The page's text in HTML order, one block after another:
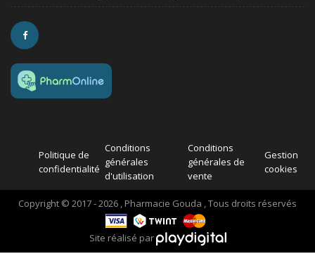
Politique de
confidentialité
Conditions
générales
d'utilisation
Conditions
générales de
vente
Gestion
cookies
Copyright © 2017 - 2026 , Pharmacie Gouda , Tous droits réservés
Site réalisé par